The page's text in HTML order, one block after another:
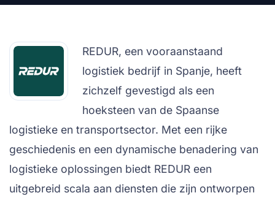
REDUR, een vooraanstaand
logistiek bedrijf in Spanje, heeft
zichzelf gevestigd als een
hoeksteen van de Spaanse
logistieke en transportsector. Met een rijke
geschiedenis en een dynamische benadering van
logistieke oplossingen biedt REDUR een
uitgebreid scala aan diensten die zijn ontworpen